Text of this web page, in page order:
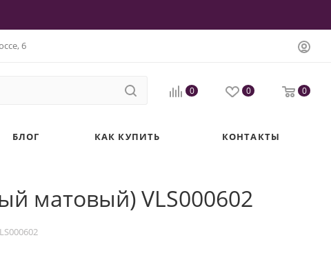
6
0 0 0
БЛОГ КАК КУПИТЬ КОНТАКТЫ
матовый) VLS000602